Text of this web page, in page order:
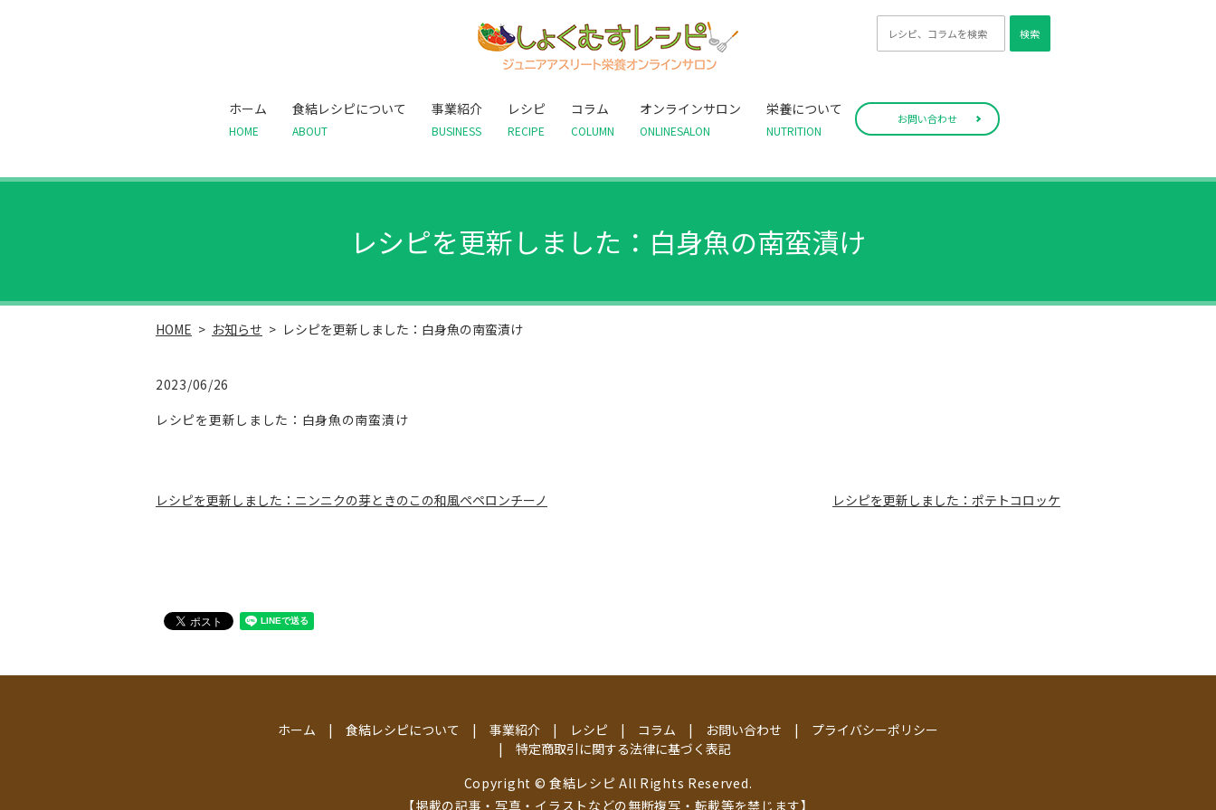
ホーム
HOME
食結レシピについて
ABOUT
事業紹介
BUSINESS
レシピ
RECIPE
コラム
COLUMN
オンラインサロン
ONLINESALON
栄養について
NUTRITION
検索
お問い合わせ
レシピを更新しました：白身魚の南蛮漬け
HOME お知らせ レシピを更新しました：白身魚の南蛮漬け
2023/06/26
レシピを更新しました：白身魚の南蛮漬け
レシピを更新しました：ニンニクの芽ときのこの和風ペペロンチーノ レシピを更新しました：ポテトコロッケ
ホーム 食結レシピについて 事業紹介 レシピ コラム お問い合わせ
プライバシーポリシー
特定商取引に関する法律に基づく表記
Copyright © 食結レシピ All Rights Reserved.
【掲載の記事・写真・イラストなどの無断複写・転載等を禁じます】